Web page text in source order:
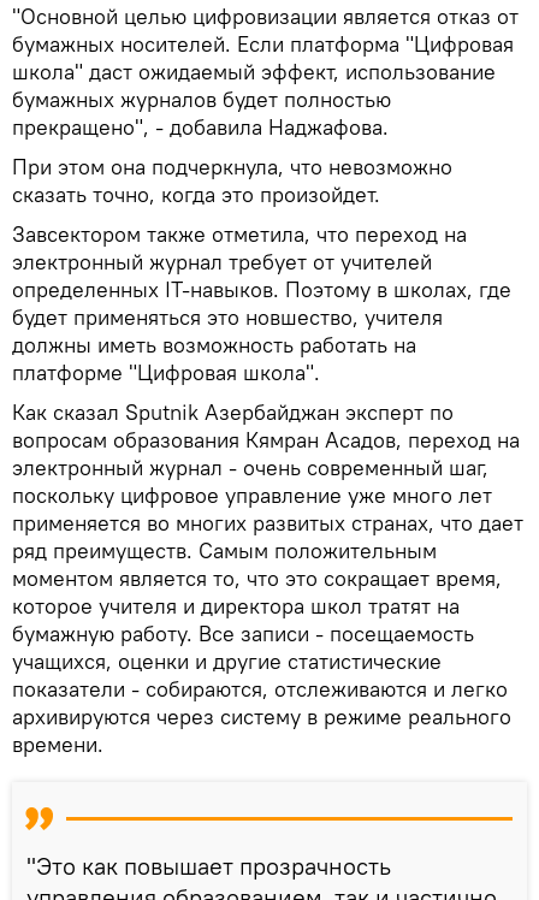
"Основной целью цифровизации является отказ от
бумажных носителей. Если платформа "Цифровая
школа" даст ожидаемый эффект, использование
бумажных журналов будет полностью
прекращено", - добавила Наджафова.
При этом она подчеркнула, что невозможно
сказать точно, когда это произойдет.
Завсектором также отметила, что переход на
электронный журнал требует от учителей
определенных IT-навыков. Поэтому в школах, где
будет применяться это новшество, учителя
должны иметь возможность работать на
платформе "Цифровая школа".
Как сказал Sputnik Азербайджан эксперт по
вопросам образования Кямран Асадов, переход на
электронный журнал - очень современный шаг,
поскольку цифровое управление уже много лет
применяется во многих развитых странах, что дает
ряд преимуществ. Самым положительным
моментом является то, что это сокращает время,
которое учителя и директора школ тратят на
бумажную работу. Все записи - посещаемость
учащихся, оценки и другие статистические
показатели - собираются, отслеживаются и легко
архивируются через систему в режиме реального
времени.
"Это как повышает прозрачность